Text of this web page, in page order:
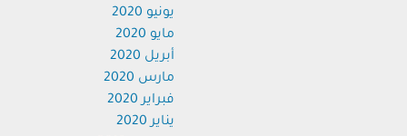
يونيو 2020
مايو 2020
أبريل 2020
مارس 2020
فبراير 2020
يناير 2020